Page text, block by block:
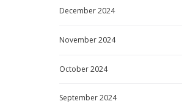
December2024
November2024
October2024
September2024